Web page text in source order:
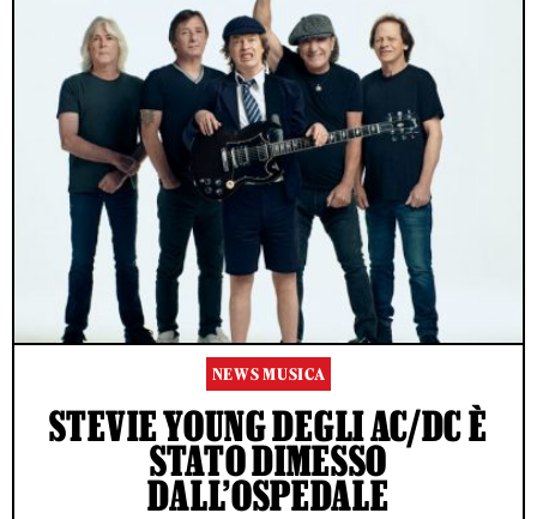
NEWS MUSICA
STEVIE YOUNG DEGLI AC/DC È
STATO DIMESSO
DALL’OSPEDALE